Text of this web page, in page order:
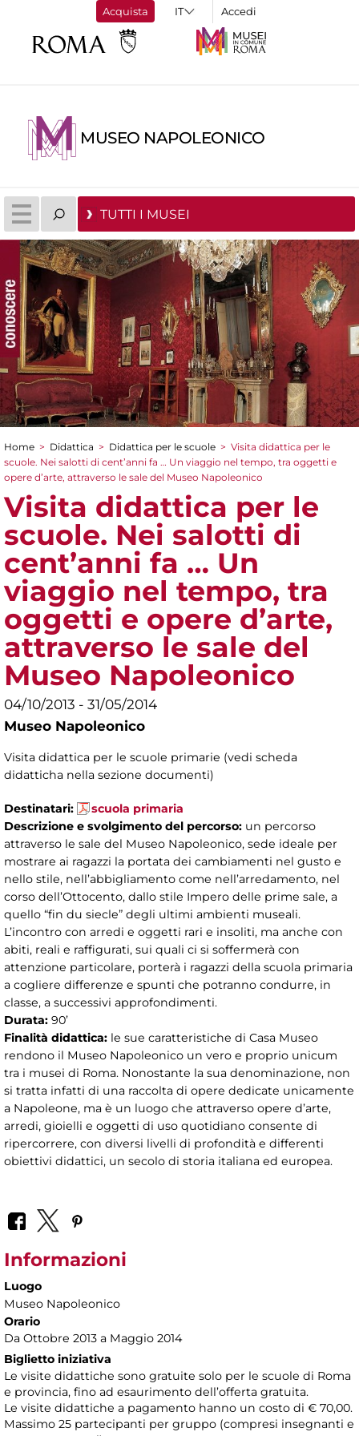
Acquista Accedi
MUSEO NAPOLEONICO
TUTTI I MUSEI
Tu sei qui
Home > Didattica > Didattica per le scuole > Visita didattica per le
scuole. Nei salotti di cent’anni fa … Un viaggio nel tempo, tra oggetti e
opere d’arte, attraverso le sale del Museo Napoleonico
Visita didattica per le
scuole. Nei salotti di
cent’anni fa … Un
viaggio nel tempo, tra
oggetti e opere d’arte,
attraverso le sale del
Museo Napoleonico
04/10/2013 - 31/05/2014
Museo Napoleonico
Visita didattica per le scuole primarie (vedi scheda
didatticha nella sezione documenti)
Destinatari:
scuola primaria
Descrizione e svolgimento del percorso: un percorso
attraverso le sale del Museo Napoleonico, sede ideale per
mostrare ai ragazzi la portata dei cambiamenti nel gusto e
nello stile, nell’abbigliamento come nell’arredamento, nel
corso dell’Ottocento, dallo stile Impero delle prime sale, a
quello “fin du siecle” degli ultimi ambienti museali.
L’incontro con arredi e oggetti rari e insoliti, ma anche con
abiti, reali e raffigurati, sui quali ci si soffermerà con
attenzione particolare, porterà i ragazzi della scuola primaria
a cogliere differenze e spunti che potranno condurre, in
classe, a successivi approfondimenti.
Durata: 90’
Finalità didattica: le sue caratteristiche di Casa Museo
rendono il Museo Napoleonico un vero e proprio unicum
tra i musei di Roma. Nonostante la sua denominazione, non
si tratta infatti di una raccolta di opere dedicate unicamente
a Napoleone, ma è un luogo che attraverso opere d’arte,
arredi, gioielli e oggetti di uso quotidiano consente di
ripercorrere, con diversi livelli di profondità e differenti
obiettivi didattici, un secolo di storia italiana ed europea.
Informazioni
Luogo
Museo Napoleonico
Orario
Da Ottobre 2013 a Maggio 2014
Biglietto iniziativa
Le visite didattiche sono gratuite solo per le scuole di Roma
e provincia, fino ad esaurimento dell’offerta gratuita.
Le visite didattiche a pagamento hanno un costo di € 70,00.
Massimo 25 partecipanti per gruppo (compresi insegnanti e